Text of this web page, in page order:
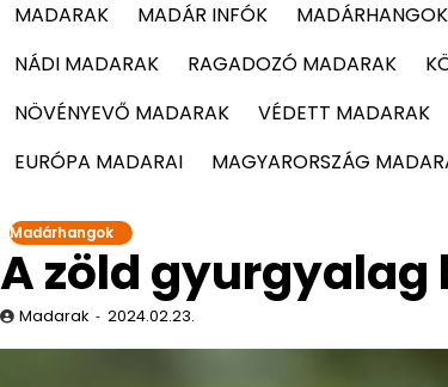
MADARAK
MADÁR INFÓK MADÁRHANGOK
NÁDI MADARAK
RAGADOZÓ MADARAK
NÖVÉNYEVŐ MADARAK
VÉDETT MADARAK
EURÓPA MADARAI
MAGYARORSZÁG
Madárhangok
A zöld
Madarak 2024.02.23.